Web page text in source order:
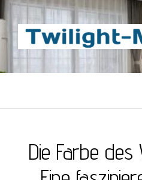
Beste Content-Sharing-
Die Farbe